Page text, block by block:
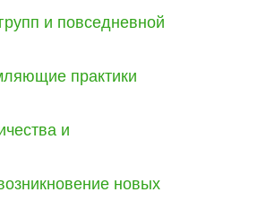
и повседневной
практики
и
новых